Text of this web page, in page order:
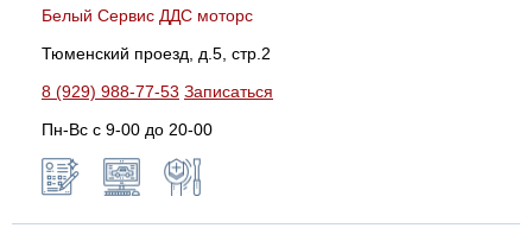
Белый Сервис ДДС моторс
Тюменский проезд, д.5, стр.2
8 (929) 988-77-53 Записаться
Пн-Вс c 9-00 до 20-00